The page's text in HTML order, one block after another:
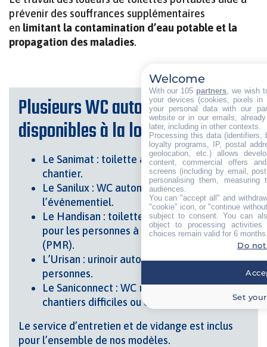
prévenir des souffrances supplémentaires
en limitant la contamination d’eau potable et la
propagation des maladies.
Plusieurs WC autonomes sont
disponibles à la location :
Le Sanimat : toilette autonome chimique de
chantier.
Le Sanilux : WC autonome chimique pour
l’événementiel.
Le Handisan : toilette autonome chimique
pour les personnes à mobilité réduite
(PMR).
L’Urisan : urinoir autonome pour 4
personnes.
Le Saniconnect : WC raccordable pour
chantiers difficiles ou événements
Le service d’entretien et de vidange est inclus
pour l’ensemble de nos modèles.
Welcome
With our 105 partners, we wish
your devices (cookies, pixels
your personal data with our
website or in our emails,
later, including in other contexts.
Processing this data (identifiers,
loyalty programs, IP, postal
geolocation, etc.) allows
content, commercial offers
screens (including by email,
personalising them, measuring
audiences.
You can "accept all" and
"cookie" icon, or "continue
subject to consent. You can
object to processing
choices remain valid for 6
Do
Set